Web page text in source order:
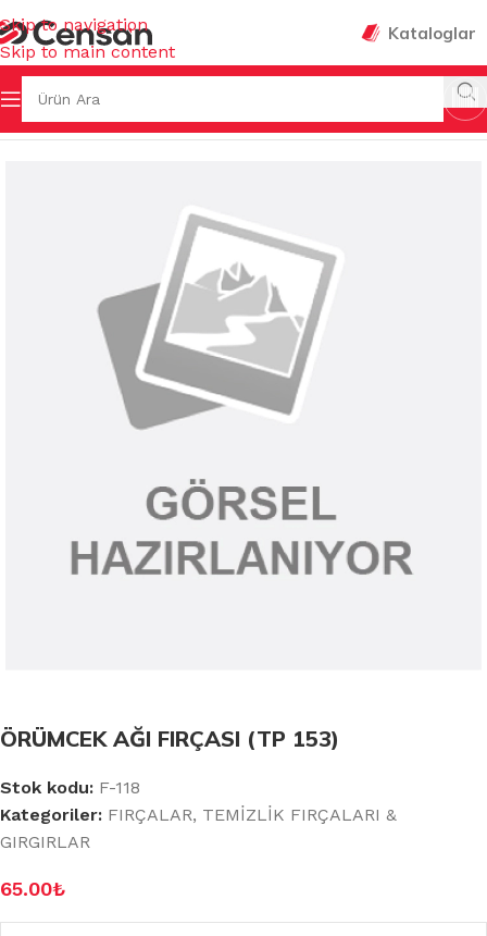
Skip to navigation
Skip to main content
Kataloglar
Ana Sayfa TEMİZLİK FIRÇALARI & GIRGIRLAR
ÖRÜMCEK AĞI FIRÇASI (TP 153)
Stok kodu: F-118
Kategoriler: FIRÇALAR, TEMİZLİK FIRÇALARI &
GIRGIRLAR
65.00₺